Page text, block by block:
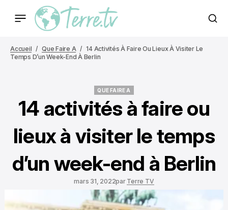
Accueil Que Faire A
14 Activités À Faire Ou Lieux À Visiter Le
Temps D’un Week-End À Berlin
QUE FAIRE A
14 activités à faire ou
lieux à visiter le temps
d’un week-end à Berlin
mars 31, 2022par Terre TV